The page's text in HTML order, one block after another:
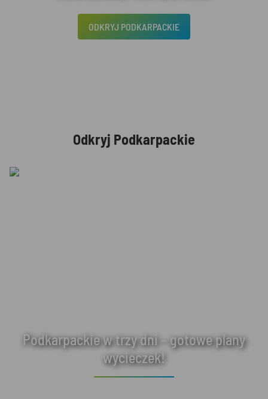
ODKRYJ PODKARPACKIE
Odkryj Podkarpackie
Podkarpackie w trzy dni – gotowe plany
wycieczek!